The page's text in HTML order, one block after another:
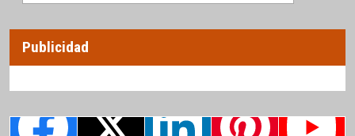
Publicidad